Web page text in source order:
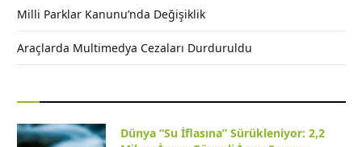
Milli Parklar Kanunu’nda Değişiklik
Araçlarda Multimedya Cezaları Durduruldu
Dünya “Su İflasına” Sürükleniyor: 2,2